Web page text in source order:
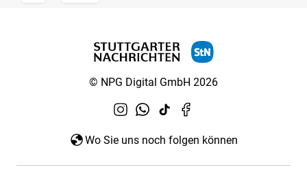
© NPG Digital GmbH 2026
Wo Sie uns noch folgen können